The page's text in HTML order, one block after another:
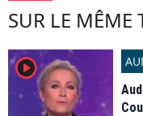
SUR LE MÊME
player2